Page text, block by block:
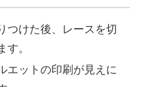
つけた後、レースを切
す。
エットの印刷が見えに